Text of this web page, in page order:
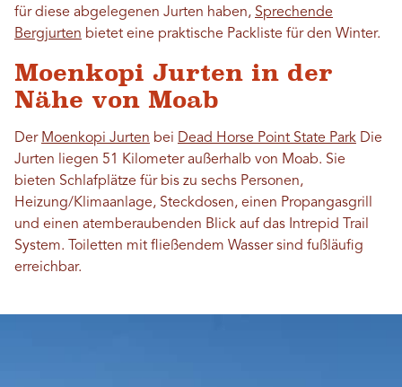
für diese abgelegenen Jurten haben, Sprechende
Bergjurten bietet eine praktische Packliste für den Winter.
Moenkopi Jurten in der
Nähe von Moab
Der Moenkopi Jurten bei Dead Horse Point State Park Die
Jurten liegen 51 Kilometer außerhalb von Moab. Sie
bieten Schlafplätze für bis zu sechs Personen,
Heizung/Klimaanlage, Steckdosen, einen Propangasgrill
und einen atemberaubenden Blick auf das Intrepid Trail
System. Toiletten mit fließendem Wasser sind fußläufig
erreichbar.